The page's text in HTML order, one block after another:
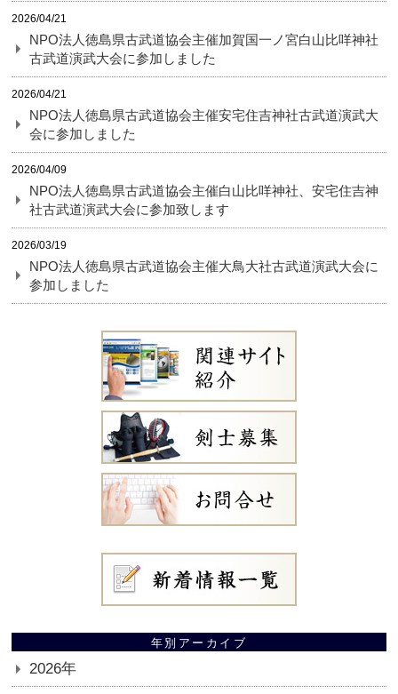
2026/04/21
NPO法人徳島県古武道協会主催加賀国一ノ宮白山比咩神社
古武道演武大会に参加しました
2026/04/21
NPO法人徳島県古武道協会主催安宅住吉神社古武道演武大
会に参加しました
2026/04/09
NPO法人徳島県古武道協会主催白山比咩神社、安宅住吉神
社古武道演武大会に参加致します
2026/03/19
NPO法人徳島県古武道協会主催大鳥大社古武道演武大会に
参加しました
年別アーカイブ
2026年